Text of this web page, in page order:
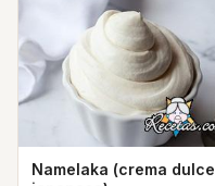
Namelaka (crema dulce